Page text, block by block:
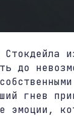
Стокдейла
до
гнев
эмоции,